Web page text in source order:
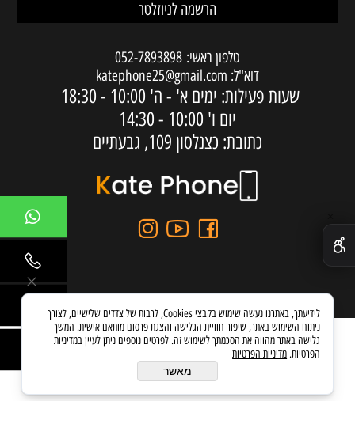
טלפון ראשי: 052-7893898
דוא"ל: katephone25@gmail.com
שעות פעילות: ימים א' - ה' 10:00 - 18:30
יום ו' 10:00 - 14:30
כתובת: כצנלסון 109, גבעתיים
בניית אתרים
לידיעתך, באתרנו נעשה שימוש בקבצי Cookies, לרבות של צדדים שלישיים, לצורך
ניתוח השימוש באתר, שיפור חוויית הגלישה והצגת פרסום מותאם אישית. המשך
גלישה באתר מהווה את הסכמתך לשימוש זה. לפרטים נוספים ניתן לעיין במדיניות
הפרטיות. מדיניות הפרטיות
מאשר